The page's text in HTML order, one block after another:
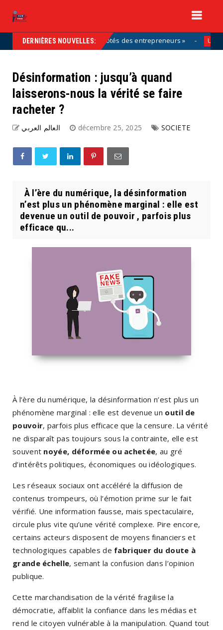
DERNIÈRES NOUVELLES:
de la solution, aux côtés des entrepreneurs »
Désinformation : jusqu’à quand
laisserons-nous la vérité se faire
racheter ?
العالم العربي décembre 25, 2025 SOCIETE
À l’ère du numérique, la désinformation
n’est plus un phénomène marginal : elle est
devenue un outil de pouvoir , parfois plus
efficace qu...
À l’ère du numérique, la désinformation n’est plus un
phénomène marginal : elle est devenue un outil de
pouvoir, parfois plus efficace que la censure. La vérité
ne disparaît pas toujours sous la contrainte, elle est
souvent noyée, déformée ou achetée, au gré
d’intérêts politiques, économiques ou idéologiques.
Les réseaux sociaux ont accéléré la diffusion de
contenus trompeurs, où l’émotion prime sur le fait
vérifié. Une information fausse, mais spectaculaire,
circule plus vite qu’une vérité complexe. Pire encore,
certains acteurs disposent de moyens financiers et
technologiques capables de fabriquer du doute à
grande échelle, semant la confusion dans l’opinion
publique.
Cette marchandisation de la vérité fragilise la
démocratie, affaiblit la confiance dans les médias et
rend le citoyen vulnérable à la manipulation. Quand tout